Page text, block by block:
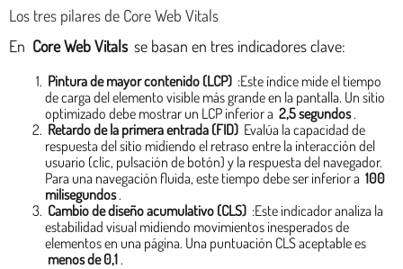
Los tres pilares de Core Web Vitals
En Core Web Vitals se basan en tres indicadores clave:
Pintura de mayor contenido (LCP) :Este índice mide el tiempo
de carga del elemento visible más grande en la pantalla. Un sitio
optimizado debe mostrar un LCP inferior a 2,5 segundos.
Retardo de la primera entrada (FID) Evalúa la capacidad de
respuesta del sitio midiendo el retraso entre la interacción del
usuario (clic, pulsación de botón) y la respuesta del navegador.
Para una navegación fluida, este tiempo debe ser inferior a 100
milisegundos .
Cambio de diseño acumulativo (CLS) :Este indicador analiza la
estabilidad visual midiendo movimientos inesperados de
elementos en una página. Una puntuación CLS aceptable es
menos de 0,1 .